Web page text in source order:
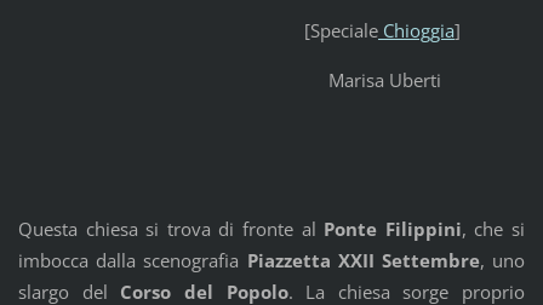
[SpecialeChioggia]
Marisa Uberti
Questa chiesa si trova di fronte al Ponte Filippini, che si
imbocca dalla scenografia Piazzetta XXII Settembre, uno
slargo del Corso del Popolo. La chiesa sorge proprio